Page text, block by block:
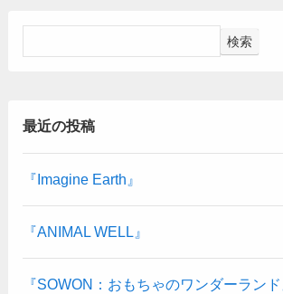
検索
最近の投稿
『Imagine Earth』
『ANIMAL WELL』
『SOWON：おもちゃのワンダーランド